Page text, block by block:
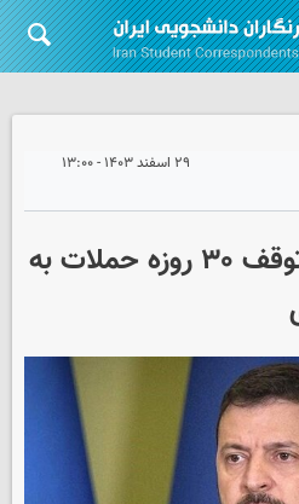
۲۹ اسفند ۱۴۰۳ - ۱۳:۰۰
استقبال زلنسکی از توقف ۳۰ روزه حملات به